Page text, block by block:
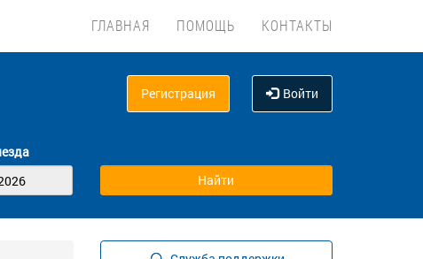
ГЛАВНАЯ ПОМОЩЬ КОНТАКТЫ
Регистрация Войти